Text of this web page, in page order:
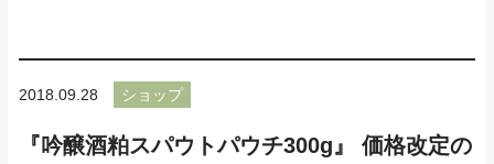
2018.09.28 ショップ
『吟醸酒粕スパウトパウチ300g』 価格改定の